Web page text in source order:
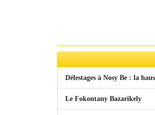
Délestages à Nosy Be : la
Le Fokontany Bazarikely